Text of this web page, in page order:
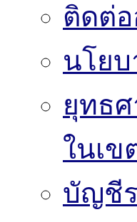
ติดต่
นโย
ยุทธ
ในเข
บัญชี